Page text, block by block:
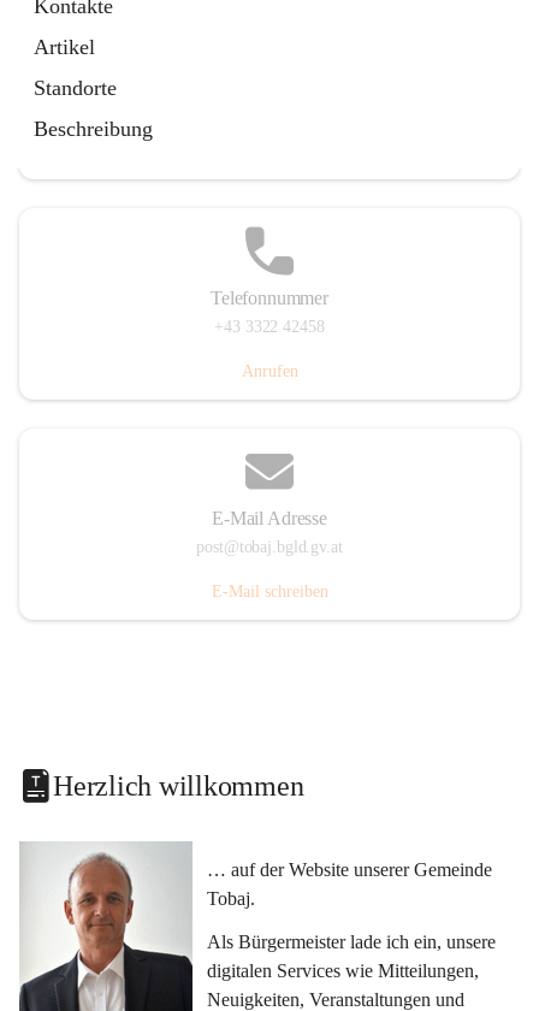
Kontakte
Artikel
Standorte
Beschreibung
Telefonnummer
+43 3322 42458
Anrufen
E-Mail Adresse
post@tobaj.bgld.gv.at
E-Mail schreiben
Herzlich willkommen
… auf der Website unserer Gemeinde
Tobaj.
Als Bürgermeister lade ich ein, unsere
digitalen Services wie Mitteilungen,
Neuigkeiten, Veranstaltungen und